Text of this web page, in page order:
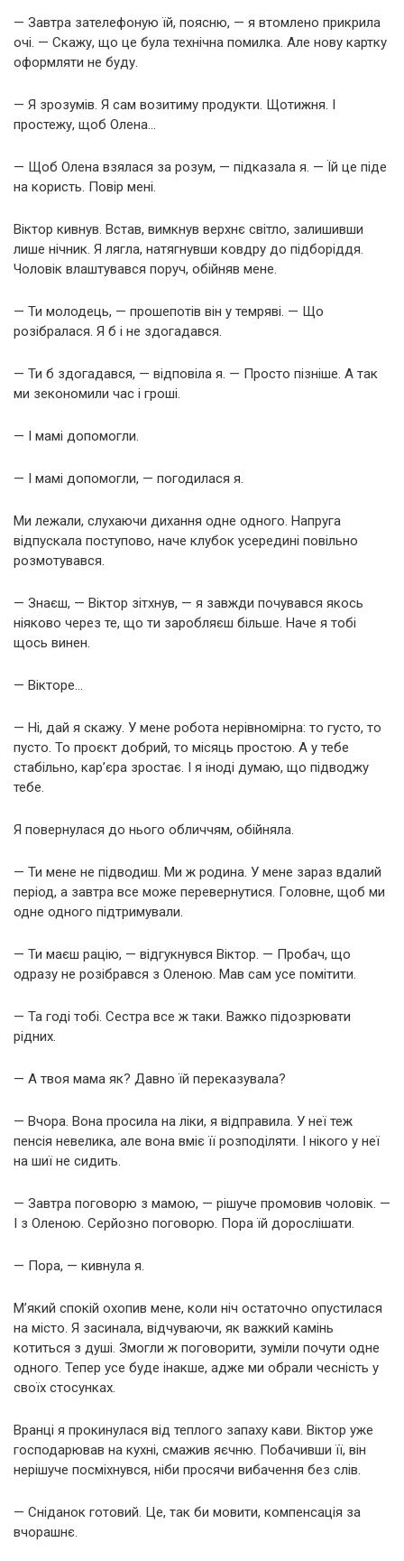
— Завтра зателефоную їй, поясню, — я втомлено прикрила
очі. — Скажу, що це була технічна помилка. Але нову картку
оформляти не буду.
— Я зрозумів. Я сам возитиму продукти. Щотижня. І
простежу, щоб Олена…
— Щоб Олена взялася за розум, — підказала я. — Їй це піде
на користь. Повір мені.
Віктор кивнув. Встав, вимкнув верхнє світло, залишивши
лише нічник. Я лягла, натягнувши ковдру до підборіддя.
Чоловік влаштувався поруч, обійняв мене.
— Ти молодець, — прошепотів він у темряві. — Що
розібралася. Я б і не здогадався.
— Ти б здогадався, — відповіла я. — Просто пізніше. А так
ми зекономили час і гроші.
— І мамі допомогли.
— І мамі допомогли, — погодилася я.
Ми лежали, слухаючи дихання одне одного. Напруга
відпускала поступово, наче клубок усередині повільно
розмотувався.
— Знаєш, — Віктор зітхнув, — я завжди почувався якось
ніяково через те, що ти заробляєш більше. Наче я тобі
щось винен.
— Вікторе…
— Ні, дай я скажу. У мене робота нерівномірна: то густо, то
пусто. То проєкт добрий, то місяць простою. А у тебе
стабільно, кар’єра зростає. І я іноді думаю, що підводжу
тебе.
Я повернулася до нього обличчям, обійняла.
— Ти мене не підводиш. Ми ж родина. У мене зараз вдалий
період, а завтра все може перевернутися. Головне, щоб ми
одне одного підтримували.
— Ти маєш рацію, — відгукнувся Віктор. — Пробач, що
одразу не розібрався з Оленою. Мав сам усе помітити.
— Та годі тобі. Сестра все ж таки. Важко підозрювати
рідних.
— А твоя мама як? Давно їй переказувала?
— Вчора. Вона просила на ліки, я відправила. У неї теж
пенсія невелика, але вона вміє її розподіляти. І нікого у неї
на шиї не сидить.
— Завтра поговорю з мамою, — рішуче промовив чоловік. —
І з Оленою. Серйозно поговорю. Пора їй дорослішати.
— Пора, — кивнула я.
М’який спокій охопив мене, коли ніч остаточно опустилася
на місто. Я засинала, відчуваючи, як важкий камінь
котиться з душі. Змогли ж поговорити, зуміли почути одне
одного. Тепер усе буде інакше, адже ми обрали чесність у
своїх стосунках.
Вранці я прокинулася від теплого запаху кави. Віктор уже
господарював на кухні, смажив яєчню. Побачивши її, він
нерішуче посміхнувся, ніби просячи вибачення без слів.
— Сніданок готовий. Це, так би мовити, компенсація за
вчорашнє.